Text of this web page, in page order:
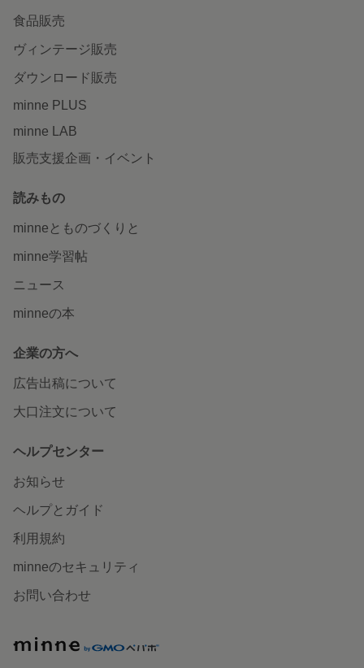
食品販売
ヴィンテージ販売
ダウンロード販売
minne PLUS
minne LAB
販売支援企画・イベント
読みもの
minneとものづくりと
minne学習帖
ニュース
minneの本
企業の方へ
広告出稿について
大口注文について
ヘルプセンター
お知らせ
ヘルプとガイド
利用規約
minneのセキュリティ
お問い合わせ